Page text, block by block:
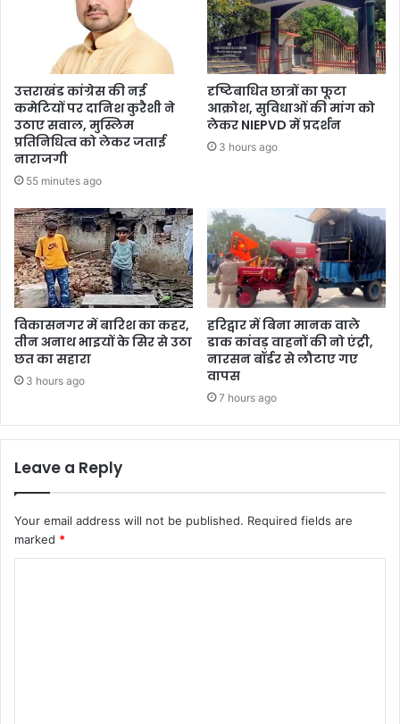
उत्तराखंड कांग्रेस की नई
कमेटियों पर दानिश कुरैशी ने
उठाए सवाल, मुस्लिम
प्रतिनिधित्व को लेकर जताई
नाराजगी
55 minutes ago
दृष्टिबाधित छात्रों का फूटा
आक्रोश, सुविधाओं की मांग को
लेकर NIEPVD में प्रदर्शन
3 hours ago
विकासनगर में बारिश का कहर,
तीन अनाथ भाइयों के सिर से उठा
छत का सहारा
3 hours ago
हरिद्वार में बिना मानक वाले
डाक कांवड़ वाहनों की नो एंट्री,
नारसन बॉर्डर से लौटाए गए
वापस
7 hours ago
Leave a Reply
Your email address will not be published. Required fields are
marked *